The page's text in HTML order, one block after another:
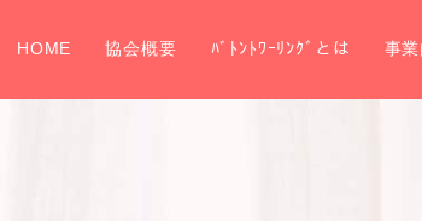
HOME 協会概要 ﾊﾞﾄﾝﾄﾜｰﾘﾝｸﾞとは 事